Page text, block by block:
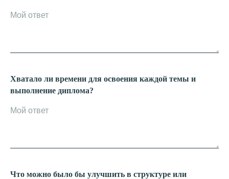
Хватало ли времени для освоения каждой темы и
выполнение диплома?
Что можно было бы улучшить в структуре или